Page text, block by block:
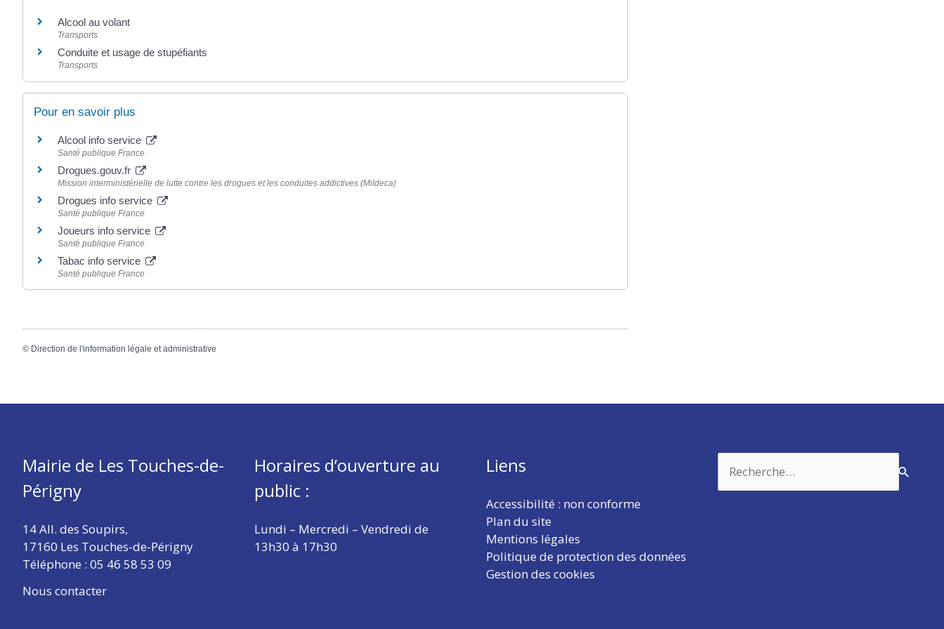
Alcool au volant
Transports
Conduite et usage de stupéfiants
Transports
Pour en savoir plus
Alcool info service
Santé publique France
Drogues.gouv.fr
Mission interministérielle de lutte contre les drogues et les conduites addictives (Mildeca)
Drogues info service
Santé publique France
Joueurs info service
Santé publique France
Tabac info service
Santé publique France
© Direction de l'information légale et administrative
Mairie de Les Touches-de-
Périgny
14 All. des Soupirs,
17160 Les Touches-de-Périgny
Téléphone : 05 46 58 53 09
Nous contacter
Horaires d’ouverture au
public :
Lundi – Mercredi – Vendredi de
13h30 à 17h30
Liens
Accessibilité : non conforme
Plan du site
Mentions légales
Politique de protection des données
Gestion des cookies